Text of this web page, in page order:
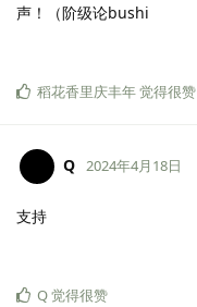
声！（阶级论bushi
稻花香里庆丰年觉得很赞
Q 2024年4月18日
支持
Q觉得很赞